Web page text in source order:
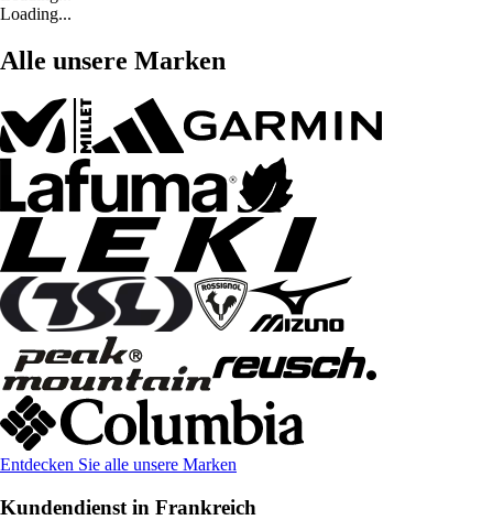
Loading...
Alle unsere Marken
Entdecken Sie alle unsere Marken
Kundendienst in Frankreich